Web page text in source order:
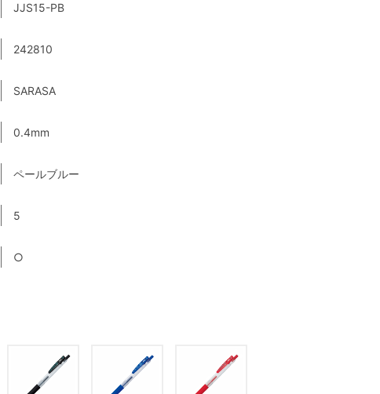
JJS15-PB
242810
SARASA
0.4mm
ペールブルー
5
○